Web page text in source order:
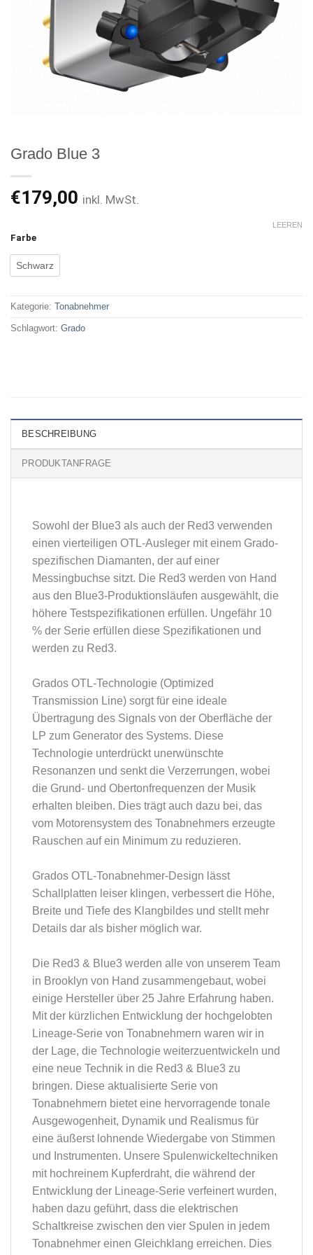
Grado Blue 3
€179,00 inkl. MwSt.
Farbe
Schwarz
LEEREN
Kategorie: Tonabnehmer
Schlagwort: Grado
BESCHREIBUNG
PRODUKTANFRAGE
Sowohl der Blue3 als auch der Red3 verwenden
einen vierteiligen OTL-Ausleger mit einem Grado-
spezifischen Diamanten, der auf einer
Messingbuchse sitzt. Die Red3 werden von Hand
aus den Blue3-Produktionsläufen ausgewählt, die
höhere Testspezifikationen erfüllen. Ungefähr 10
% der Serie erfüllen diese Spezifikationen und
werden zu Red3.
Grados OTL-Technologie (Optimized
Transmission Line) sorgt für eine ideale
Übertragung des Signals von der Oberfläche der
LP zum Generator des Systems. Diese
Technologie unterdrückt unerwünschte
Resonanzen und senkt die Verzerrungen, wobei
die Grund- und Obertonfrequenzen der Musik
erhalten bleiben. Dies trägt auch dazu bei, das
vom Motorensystem des Tonabnehmers erzeugte
Rauschen auf ein Minimum zu reduzieren.
Grados OTL-Tonabnehmer-Design lässt
Schallplatten leiser klingen, verbessert die Höhe,
Breite und Tiefe des Klangbildes und stellt mehr
Details dar als bisher möglich war.
Die Red3 & Blue3 werden alle von unserem Team
in Brooklyn von Hand zusammengebaut, wobei
einige Hersteller über 25 Jahre Erfahrung haben.
Mit der kürzlichen Entwicklung der hochgelobten
Lineage-Serie von Tonabnehmern waren wir in
der Lage, die Technologie weiterzuentwickeln und
eine neue Technik in die Red3 & Blue3 zu
bringen. Diese aktualisierte Serie von
Tonabnehmern bietet eine hervorragende tonale
Ausgewogenheit, Dynamik und Realismus für
eine äußerst lohnende Wiedergabe von Stimmen
und Instrumenten. Unsere Spulenwickeltechniken
mit hochreinem Kupferdraht, die während der
Entwicklung der Lineage-Serie verfeinert wurden,
haben dazu geführt, dass die elektrischen
Schaltkreise zwischen den vier Spulen in jedem
Tonabnehmer einen Gleichklang erreichen. Dies